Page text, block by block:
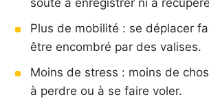
Plus de mobilité : se déplacer
être encombré par des valises.
Moins de stress : moins de
à perdre ou à se faire voler.